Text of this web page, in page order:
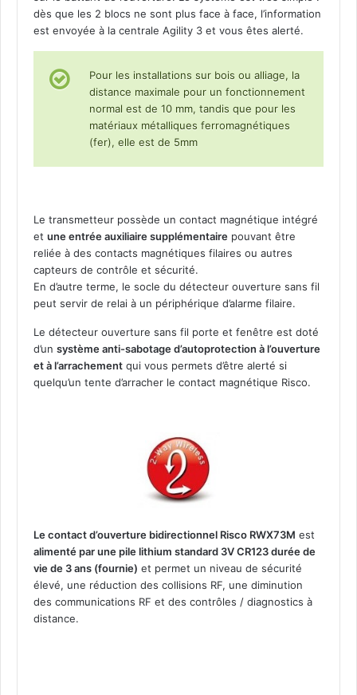
dès que les 2 blocs ne sont plus face à face, l’information
est envoyée à la centrale Agility 3 et vous êtes alerté.
Pour les installations sur bois ou alliage, la
distance maximale pour un fonctionnement
normal est de 10 mm, tandis que pour les
matériaux métalliques ferromagnétiques
(fer), elle est de 5mm
Le transmetteur possède un contact magnétique intégré
et une entrée auxiliaire supplémentaire pouvant être
reliée à des contacts magnétiques filaires ou autres
capteurs de contrôle et sécurité.
En d’autre terme, le socle du détecteur ouverture sans fil
peut servir de relai à un périphérique d’alarme filaire.
Le détecteur ouverture sans fil porte et fenêtre est doté
d’un système anti-sabotage d’autoprotection à l’ouverture
et à l’arrachement qui vous permets d’être alerté si
quelqu’un tente d’arracher le contact magnétique Risco.
Le contact d’ouverture bidirectionnel Risco RWX73M est
alimenté par une pile lithium standard 3V CR123 durée de
vie de 3 ans (fournie) et permet un niveau de sécurité
élevé, une réduction des collisions RF, une diminution
des communications RF et des contrôles / diagnostics à
distance.